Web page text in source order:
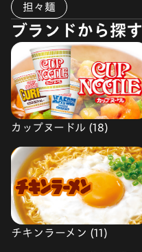
担々麺
ブランドから探す
カップヌードル (18)
チキンラーメン (11)